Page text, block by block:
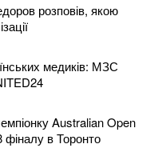
розповів, якою
медиків: МЗС
Australian Open
фіналу в Торонто